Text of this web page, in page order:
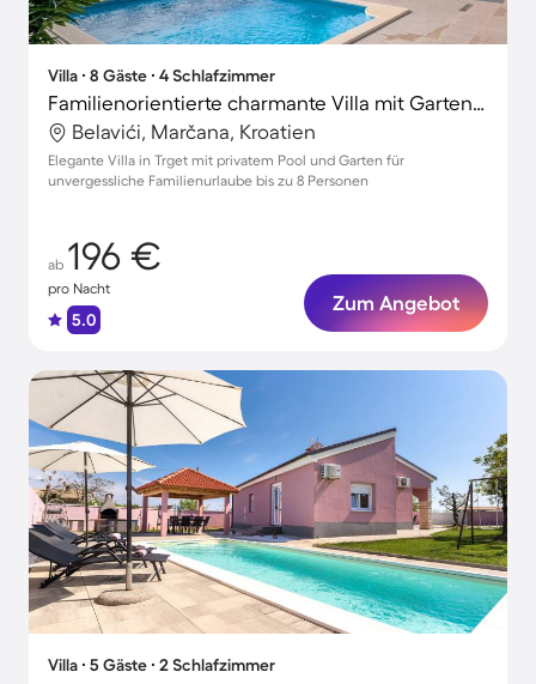
Villa ∙ 8 Gäste ∙ 4 Schlafzimmer
Familienorientierte charmante Villa mit Garten, Terrasse und privatem Pool | Ideal für Homeoffice
Belavići, Marčana, Kroatien
Elegante Villa in Trget mit privatem Pool und Garten für
unvergessliche Familienurlaube bis zu 8 Personen
ab 196 €
pro Nacht
5.0
Zum Angebot
Villa ∙ 5 Gäste ∙ 2 Schlafzimmer